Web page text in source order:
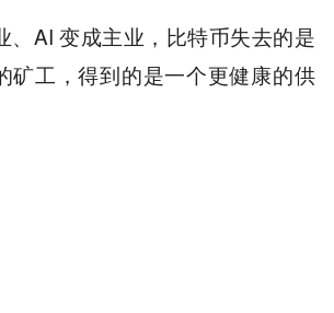
、AI 变成主业，比特币失去的是
矿工，得到的是一个更健康的供